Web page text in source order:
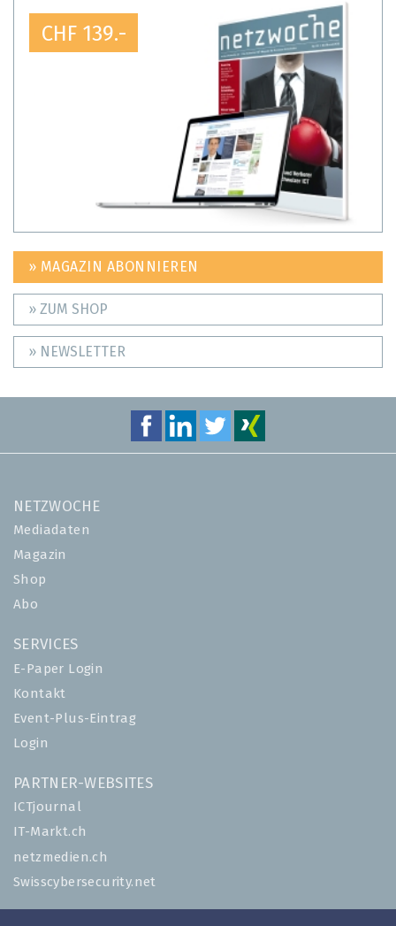
CHF 139.-
» MAGAZIN ABONNIEREN
» ZUM SHOP
» NEWSLETTER
NETZWOCHE
Mediadaten
Magazin
Shop
Abo
SERVICES
E-Paper Login
Kontakt
Event-Plus-Eintrag
Login
PARTNER-WEBSITES
ICTjournal
IT-Markt.ch
netzmedien.ch
Swisscybersecurity.net